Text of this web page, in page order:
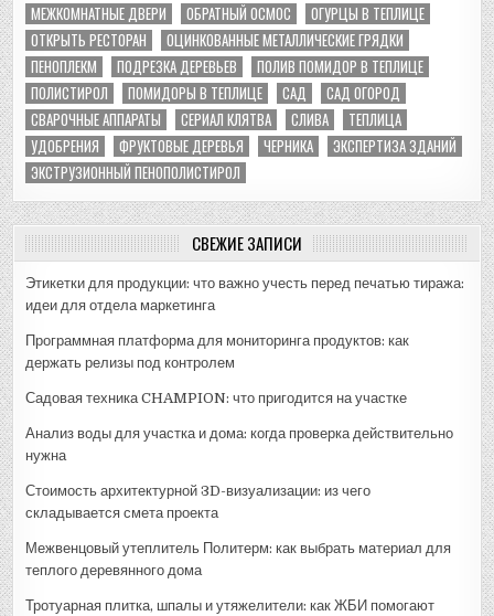
МЕЖКОМНАТНЫЕ ДВЕРИ
ОБРАТНЫЙ ОСМОС
ОГУРЦЫ В ТЕПЛИЦЕ
ОТКРЫТЬ РЕСТОРАН
ОЦИНКОВАННЫЕ МЕТАЛЛИЧЕСКИЕ ГРЯДКИ
ПЕНОПЛЕКМ
ПОДРЕЗКА ДЕРЕВЬЕВ
ПОЛИВ ПОМИДОР В ТЕПЛИЦЕ
ПОЛИСТИРОЛ
ПОМИДОРЫ В ТЕПЛИЦЕ САД
САД ОГОРОД
СВАРОЧНЫЕ АППАРАТЫ
СЕРИАЛ КЛЯТВА СЛИВА
ТЕПЛИЦА
УДОБРЕНИЯ
ФРУКТОВЫЕ ДЕРЕВЬЯ ЧЕРНИКА
ЭКСПЕРТИЗА ЗДАНИЙ
ЭКСТРУЗИОННЫЙ ПЕНОПОЛИСТИРОЛ
СВЕЖИЕ ЗАПИСИ
Этикетки для продукции: что важно учесть перед печатью тиража:
идеи для отдела маркетинга
Программная платформа для мониторинга продуктов: как
держать релизы под контролем
Садовая техника CHAMPION: что пригодится на участке
Анализ воды для участка и дома: когда проверка действительно
нужна
Стоимость архитектурной 3D-визуализации: из чего
складывается смета проекта
Межвенцовый утеплитель Политерм: как выбрать материал для
теплого деревянного дома
Тротуарная плитка, шпалы и утяжелители: как ЖБИ помогают